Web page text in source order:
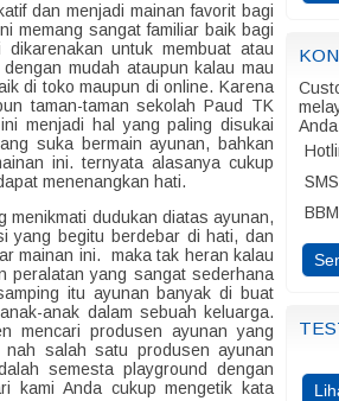
dan menjadi mainan favorit bagi
memang sangat familiar baik bagi
untuk membuat atau
mudah ataupun kalau mau
di toko maupun di online. Karena
taman-taman sekolah Paud TK
menjadi hal yang paling disukai
suka bermain ayunan, bahkan
ini. ternyata alasanya cukup
menenangkan hati.
menikmati dudukan diatas ayunan,
yang begitu berdebar di hati, dan
mainan ini. maka tak heran kalau
peralatan yang sangat sederhana
itu ayunan banyak di buat
anak dalam sebuah keluarga.
mencari produsen ayunan yang
nah salah satu produsen ayunan
semesta playground dengan
kami Anda cukup mengetik kata